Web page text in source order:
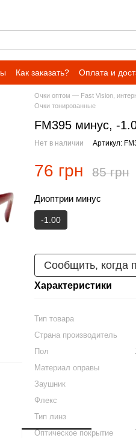
Как заказать? Оплата и
Очки оптом — Fast Vision,
Очки тонированные
FM395 минус, -
Нет в наличии Артикул:
76 грн 85 грн
Диоптрии минус
-1.00
Сообщить, когда
Характеристики
Тип товара
Страна производитель
Пол
Материал оправы
Заушник
Флекс
Тип линз
Оптическое покрытие